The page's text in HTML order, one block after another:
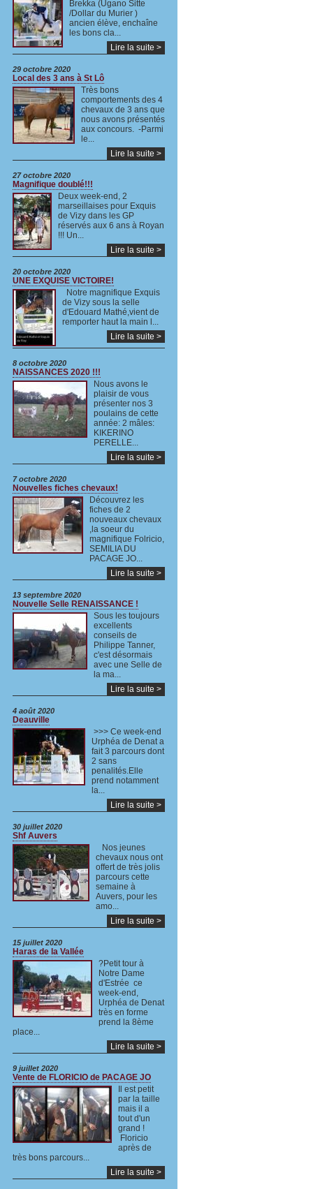
Brekka (Ugano Sitte
/Dollar du Murier )
ancien élève, enchaîne
les bons cla...
Lire la suite >
29 octobre 2020
Local des 3 ans à St Lô
Très bons
comportements des 4
chevaux de 3 ans que
nous avons présentés
aux concours. -Parmi
le...
Lire la suite >
27 octobre 2020
Magnifique doublé!!!
Deux week-end, 2
marseillaises pour Exquis
de Vizy dans les GP
réservés aux 6 ans à Royan
!!! Un...
Lire la suite >
20 octobre 2020
UNE EXQUISE VICTOIRE!
Notre magnifique Exquis
de Vizy sous la selle
d'Edouard Mathé,vient de
remporter haut la main l...
Lire la suite >
8 octobre 2020
NAISSANCES 2020 !!!
Nous avons le
plaisir de vous
présenter nos 3
poulains de cette
année: 2 mâles:
KIKERINO
PERELLE...
Lire la suite >
7 octobre 2020
Nouvelles fiches chevaux!
Découvrez les
fiches de 2
nouveaux chevaux
,la soeur du
magnifique Folricio,
SEMILIA DU
PACAGE JO...
Lire la suite >
13 septembre 2020
Nouvelle Selle RENAISSANCE !
Sous les toujours
excellents
conseils de
Philippe Tanner,
c'est désormais
avec une Selle de
la ma...
Lire la suite >
4 août 2020
Deauville
>>> Ce week-end
Urphéa de Denat a
fait 3 parcours dont
2 sans
penalités.Elle
prend notamment
la...
Lire la suite >
30 juillet 2020
Shf Auvers
Nos jeunes
chevaux nous ont
offert de très jolis
parcours cette
semaine à
Auvers, pour les
amo...
Lire la suite >
15 juillet 2020
Haras de la Vallée
?Petit tour à
Notre Dame
d'Estrée ce
week-end,
Urphéa de Denat
très en forme
prend la 8ème
place...
Lire la suite >
9 juillet 2020
Vente de FLORICIO de PACAGE JO
Il est petit
par la taille
mais il a
tout d'un
grand !
Floricio
après de
très bons parcours...
Lire la suite >